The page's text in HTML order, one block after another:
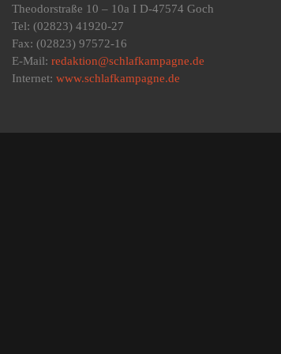
Theodorstraße 10 – 10a I D-47574 Goch
Tel: (02823) 41920-27
Fax: (02823) 97572-16
E-Mail: redaktion@schlafkampagne.de
Internet: www.schlafkampagne.de